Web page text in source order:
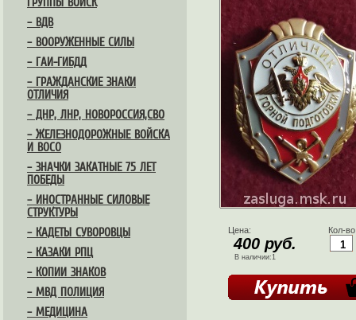
– ВДВ
– ВООРУЖЕННЫЕ СИЛЫ
– ГАИ-ГИБДД
– ГРАЖДАНСКИЕ ЗНАКИ
ОТЛИЧИЯ
– ДНР, ЛНР, НОВОРОССИЯ,СВО
– ЖЕЛЕЗНОДОРОЖНЫЕ ВОЙСКА
И ВОСО
– ЗНАЧКИ ЗАКАТНЫЕ 75 ЛЕТ
ПОБЕДЫ
– ИНОСТРАННЫЕ СИЛОВЫЕ
СТРУКТУРЫ
– КАДЕТЫ СУВОРОВЦЫ
– КАЗАКИ РПЦ
– КОПИИ ЗНАКОВ
– МВД ПОЛИЦИЯ
– МЕДИЦИНА
Цена:
400 руб.
В наличии:1
Кол-